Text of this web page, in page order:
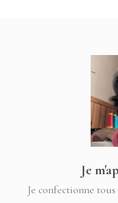
Je
Je confectionne